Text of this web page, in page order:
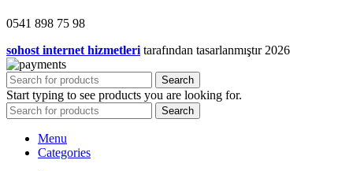
0541 898 75 98
sohost internet hizmetleri tarafından tasarlanmıştır 2026
Search
Start typing to see products you are looking for.
Search
Menu
Categories